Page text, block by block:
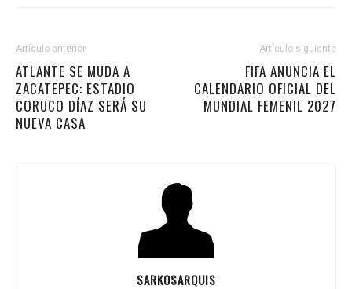
Artículo anterior
ATLANTE SE MUDA A
ZACATEPEC: ESTADIO
CORUCO DÍAZ SERÁ SU
NUEVA CASA
Artículo siguiente
FIFA ANUNCIA EL
CALENDARIO OFICIAL DEL
MUNDIAL FEMENIL 2027
SARKOSARQUIS